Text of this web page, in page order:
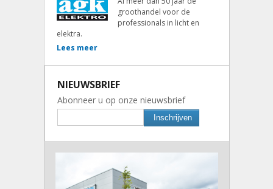
groothandel voor de
professionals in licht en
elektra.
Lees meer
NIEUWSBRIEF
Abonneer u op onze nieuwsbrief
Inschrijven